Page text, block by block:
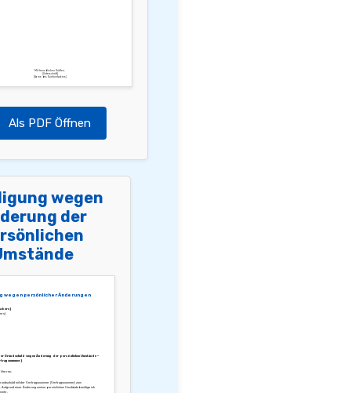
Mit freundlichen Grüßen,
[Unterschrift]
[Name des Kontoinhabers]
Als PDF Öffnen
wegen
der
wegen persönlicher Änderungen
Grundschuld wegen Änderung der persönlichen Umstände –
Herren,
mit der Vertragsnummer [Vertragsnummer] zum
Aufgrund einer Änderung meiner persönlichen Umstände benötige ich